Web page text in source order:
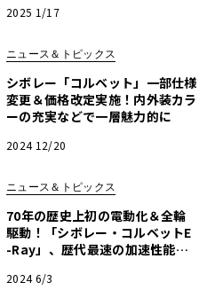
2025 1/17
ニュース＆トピックス
シボレー「コルベット」一部仕様
変更＆価格改定実施！内外装カラ
ーの充実などで一層魅力的に
2024 12/20
ニュース＆トピックス
70年の歴史上初の電動化＆全輪
駆動！「シボレー・コルベットE
-Ray」、歴代最速の加速性能を
2024 6/3